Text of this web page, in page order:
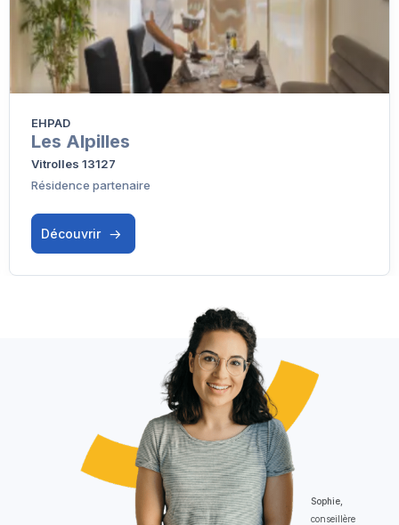
EHPAD
Les Alpilles
Vitrolles 13127
Résidence partenaire
Découvrir
Sophie,
conseillère